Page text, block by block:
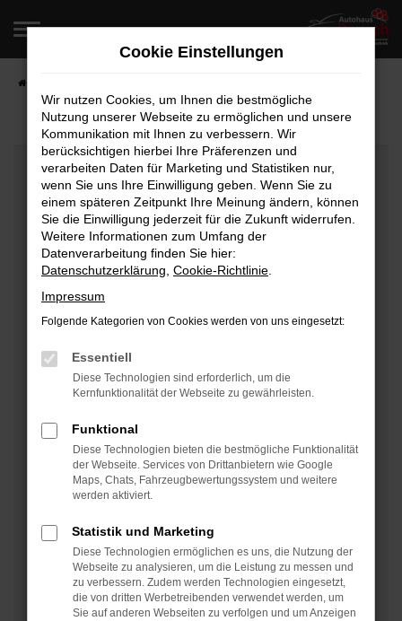
Zum
springen
Fehler: Network Error
Beim Laden ist ein Fehler aufgetreten.
Hier sind ein paar Tipps, die dir helfen können:
Überprüfe deine Firewall und deine
Internetverbindung.
Laden andere Webseiten, zum Beispiel deine
Manche Erweiterungen, wie Werbeblocker, können
das Laden bestimmter Seiten verhindern.
Funktioniert die Seite in einem anderen Browser
Starte dein Gerät neu.
Das kann manchmal helfen, vorübergehende
Probleme zu beheben.
Betriebssystem auf dem neuesten Stand sind.
Veraltete Software birgt nicht nur ein
Sicherheitsrisiko, sondern kann auch dazu führen,
dass bestimmte Funktionen nicht mehr unterstützt
werden.
Cookie Einstellungen
Wir nutzen Cookies, um Ihnen die bestmögliche
Nutzung unserer Webseite zu ermöglichen und unsere
Kommunikation mit Ihnen zu verbessern. Wir
berücksichtigen hierbei Ihre Präferenzen und
verarbeiten Daten für Marketing und Statistiken nur,
wenn Sie uns Ihre Einwilligung geben. Wenn Sie zu
einem späteren Zeitpunkt Ihre Meinung ändern, können
Sie die Einwilligung jederzeit für die Zukunft widerrufen.
Weitere Informationen zum Umfang der
Datenverarbeitung finden Sie hier:
Datenschutzerklärung Cookie-Richtlinie
Impressum
Folgende Kategorien von Cookies werden von uns eingesetzt:
Essentiell
Diese Technologien sind erforderlich, um die
Kernfunktionalität der Webseite zu gewährleisten.
Funktional
Diese Technologien bieten die bestmögliche Funktionalität
der Webseite. Services von Drittanbietern wie Google
Maps, Chats, Fahrzeugbewertungssystem und weitere
werden aktiviert.
Statistik und Marketing
Diese Technologien ermöglichen es uns, die Nutzung der
Webseite zu analysieren, um die Leistung zu messen und
zu verbessern. Zudem werden Technologien eingesetzt,
die von dritten Werbetreibenden verwendet werden, um
Sie auf anderen Webseiten zu verfolgen und um Anzeigen